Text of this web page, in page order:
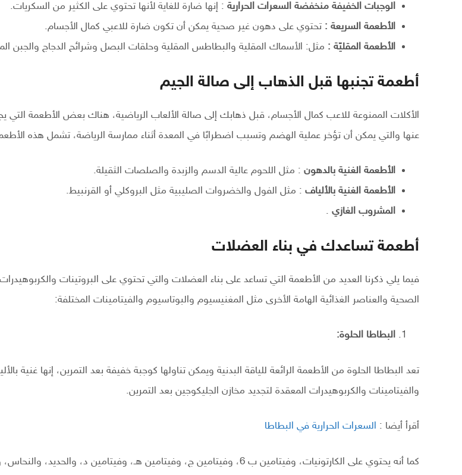
الوجبات الخفيفة منخفضة السعرات الحرارية : إنها ضارة للغاية لأنها تحتوي على الكثير من السكريات.
الأطعمة السريعة : تحتوي على دهون غير صحية يمكن أن تكون ضارة للاعبي كمال الأجسام.
الأطعمة المقليّة : مثل: الأسماك المقلية والبطاطس المقلية وحلقات البصل وشرائح الدجاج والجبن
أطعمة تجنبها قبل الذهاب إلى صالة الجيم
الأكلات الممنوعة للاعب كمال الأجسام، قبل ذهابك إلى صالة الألعاب الرياضية، هناك بعض الأطعمة التي
عنها والتي يمكن أن تؤخر عملية الهضم وتسبب اضطرابًا في المعدة أثناء ممارسة الرياضة، تشمل هذه
الأطعمة الغنية بالدهون : مثل اللحوم عالية الدسم والزبدة والصلصات الثقيلة.
الأطعمة الغنية بالألياف : مثل الفول والخضروات الصليبية مثل البروكلي أو القرنبيط.
المشروب الغازي .
أطعمة تساعدك في بناء العضلات
فيما يلي ذكرنا العديد من الأطعمة التي تساعد على بناء العضلات والتي تحتوي على البروتينات
الصحية والعناصر الغذائية الهامة الأخرى مثل المغنيسيوم والبوتاسيوم والفيتامينات المختلفة:
البطاطا الحلوة:
تعد البطاطا الحلوة من الأطعمة الرائعة للياقة البدنية ويمكن تناولها كوجبة خفيفة بعد التمرين، إنها غنية
والفيتامينات والكربوهيدرات المعقدة لتجديد مخازن الجليكوجين بعد التمرين.
أقرأ أيضا : السعرات الحرارية في البطاطا
كما أنه يحتوي على الكارتونيات، وفيتامين ب 6، وفيتامين ج، وفيتامين هـ، وفيتامين د، والحديد،